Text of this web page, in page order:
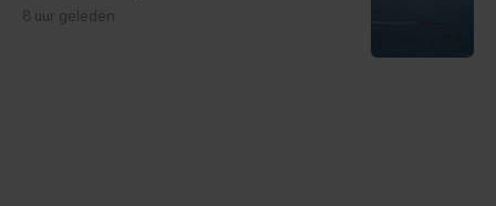
8 uur geleden